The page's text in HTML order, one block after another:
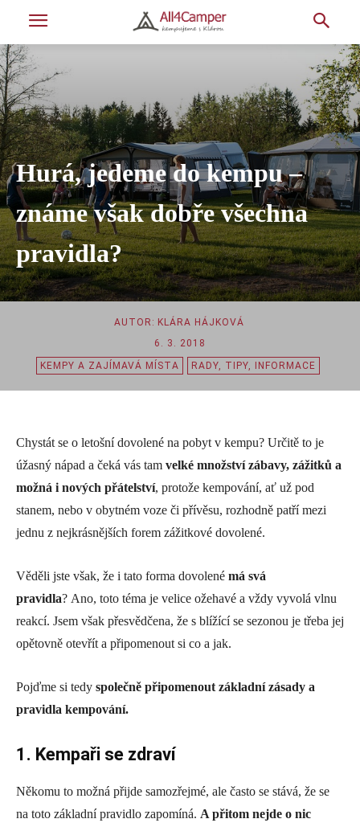
Hurá, jedeme do kempu –
známe však dobře všechna
pravidla?
AUTOR: KLÁRA HÁJKOVÁ
6. 3. 2018
KEMPY A ZAJÍMAVÁ MÍSTA RADY, TIPY, INFORMACE
Chystát se o letošní dovolené na pobyt v kempu? Určitě to je
úžasný nápad a čeká vás tam velké množství zábavy, zážitků a
možná i nových přátelství, protože kempování, ať už pod
stanem, nebo v obytném voze či přívěsu, rozhodně patří mezi
jednu z nejkrásnějších forem zážitkové dovolené.
Věděli jste však, že i tato forma dovolené má svá
pravidla? Ano, toto téma je velice ožehavé a vždy vyvolá vlnu
reakcí. Jsem však přesvědčena, že s blížící se sezonou je třeba jej
opětovně otevřít a připomenout si co a jak.
Pojďme si tedy společně připomenout základní zásady a
pravidla kempování.
1. Kempaři se zdraví
Někomu to možná přijde samozřejmé, ale často se stává, že se
na toto základní pravidlo zapomíná. A přitom nejde o nic